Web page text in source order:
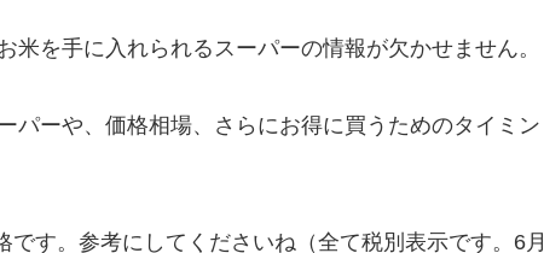
を手に入れられるスーパーの情報が欠かせません。
パーや、価格相場、さらにお得に買うためのタイミン
す。参考にしてくださいね（全て税別表示です。6月